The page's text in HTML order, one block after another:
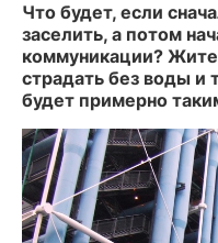
Что будет, если
заселить, а потом
коммуникации?
страдать без воды и
будет примерно